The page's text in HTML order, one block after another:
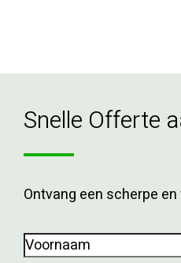
Snelle Offerte
Ontvang een scherpe
Voornaam(Vereist)